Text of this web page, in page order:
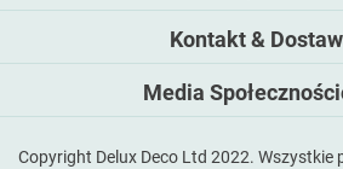
Kontakt &
Media
Copyright Delux Deco Ltd 2022. Wszystkie